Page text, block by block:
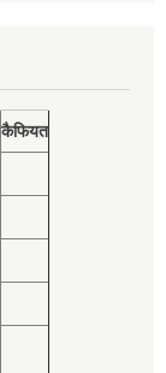
कैफियत